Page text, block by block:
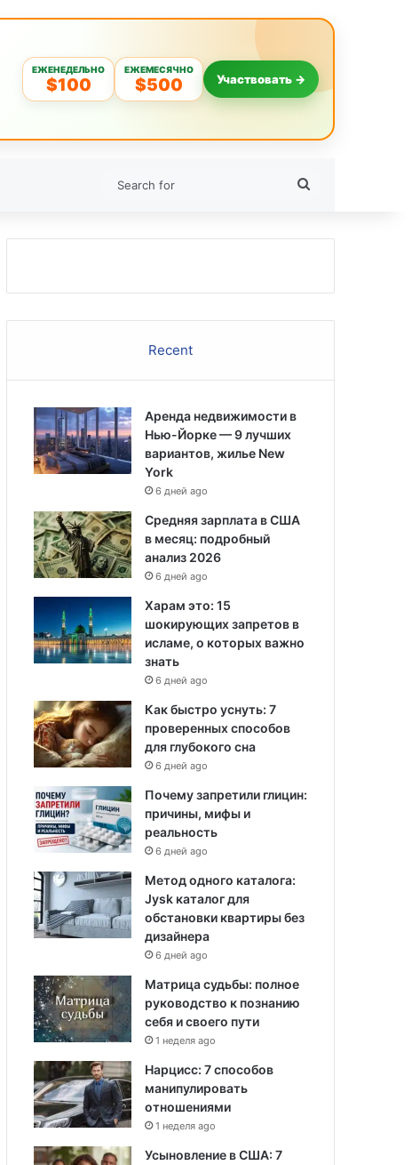
ЕЖЕНЕДЕЛЬНО
$100
ЕЖЕМЕСЯЧНО
$500 Участвовать →
Recent
Аренда недвижимости в
Нью-Йорке — 9 лучших
вариантов, жилье New
York
6 дней ago
Средняя зарплата в США
в месяц: подробный
анализ 2026
6 дней ago
Харам это: 15
шокирующих запретов в
исламе, о которых важно
знать
6 дней ago
Как быстро уснуть: 7
проверенных способов
для глубокого сна
6 дней ago
Почему запретили глицин:
причины, мифы и
реальность
6 дней ago
Метод одного каталога:
Jysk каталог для
обстановки квартиры без
дизайнера
6 дней ago
Матрица судьбы: полное
руководство к познанию
себя и своего пути
1 неделя ago
Нарцисс: 7 способов
манипулировать
отношениями
1 неделя ago
Усыновление в США: 7